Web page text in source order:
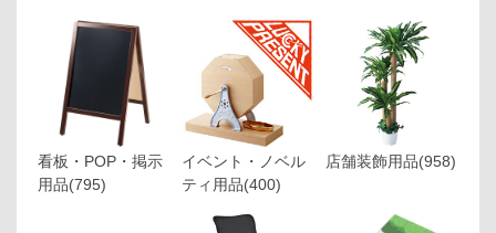
看板・POP・掲示
用品(795)
イベント・ノベル
ティ用品(400)
店舗装飾用品(958)